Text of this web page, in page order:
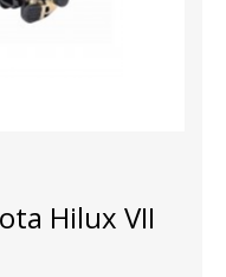
Hilux VII